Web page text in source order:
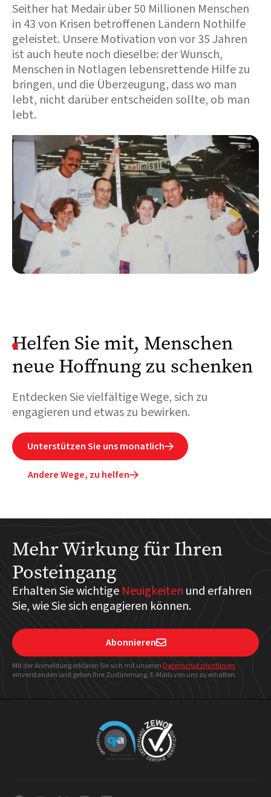
Seither hat Medair über 50 Millionen Menschen
in 43 von Krisen betroffenen Ländern Nothilfe
geleistet. Unsere Motivation von vor 35 Jahren
ist auch heute noch dieselbe: der Wunsch,
Menschen in Notlagen lebensrettende Hilfe zu
bringen, und die Überzeugung, dass wo man
lebt, nicht darüber entscheiden sollte, ob man
lebt.
Helfen Sie mit, Menschen
neue Hoffnung zu schenken
Entdecken Sie vielfältige Wege, sich zu
engagieren und etwas zu bewirken.
Unterstützen Sie uns monatlich
Andere Wege, zu helfen
Mehr Wirkung für Ihren
Posteingang
Erhalten Sie wichtige Neuigkeiten und erfahren
Sie, wie Sie sich engagieren können.
Abonnieren
Mit der Anmeldung erklären Sie sich mit unseren Datenschutzrichtlinien
einverstanden und geben Ihre Zustimmung, E-Mails von uns zu erhalten.